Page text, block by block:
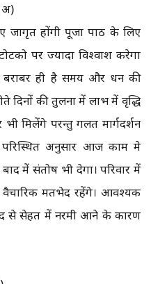
अ)
जागृत होंगी पूजा पाठ के लिए
पर ज्यादा विश्वाश करेगा
ही है समय और धन की
दिनों की तुलना में लाभ में वृद्धि
मिलेंगे परन्तु गलत मार्गदर्शन
अनुसार आज काम मे
में संतोष भी देगा। परिवार में
मतभेद रहेंगे। आवश्यक
से सेहत में नरमी आने के कारण